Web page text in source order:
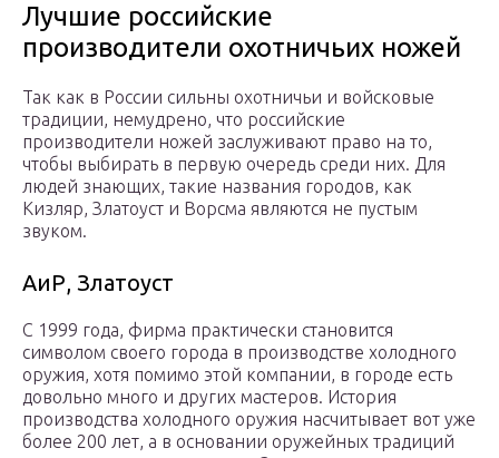
Лучшие российские
производители охотничьих ножей
Так как в России сильны охотничьи и войсковые
традиции, немудрено, что российские
производители ножей заслуживают право на то,
чтобы выбирать в первую очередь среди них. Для
людей знающих, такие названия городов, как
Кизляр, Златоуст и Ворсма являются не пустым
звуком.
АиР, Златоуст
С 1999 года, фирма практически становится
символом своего города в производстве холодного
оружия, хотя помимо этой компании, в городе есть
довольно много и других мастеров. История
производства холодного оружия насчитывает вот уже
более 200 лет, а в основании оружейных традиций